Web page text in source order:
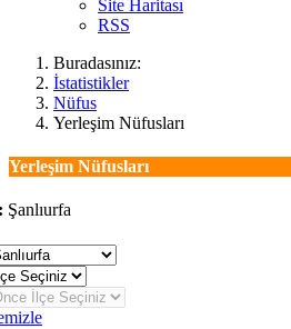
Site Haritası
RSS
Buradasınız:
İstatistikler
Nüfus
Yerleşim Nüfusları
Yerleşim Nüfusları
Şanlıurfa